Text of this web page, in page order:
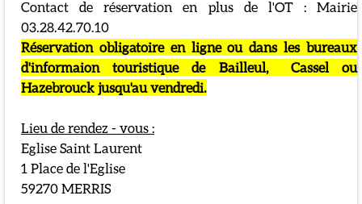
Contact de réservation en plus de l'OT : Mairie
03.28.42.70.10
Réservation obligatoire en ligne ou dans les bureaux
d'informaion touristique de Bailleul, Cassel ou
Hazebrouck jusqu'au vendredi.
Lieu de rendez - vous :
Eglise Saint Laurent
1 Place de l'Eglise
59270 MERRIS